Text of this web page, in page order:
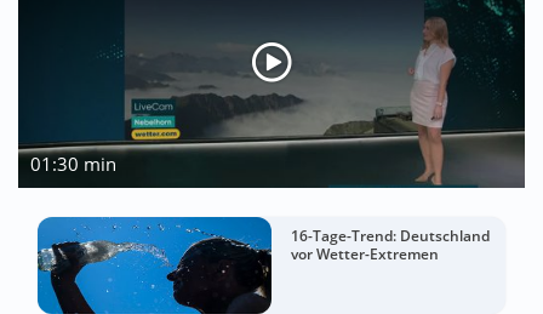
01:30 min
16-Tage-Trend: Deutschland
vor Wetter-Extremen